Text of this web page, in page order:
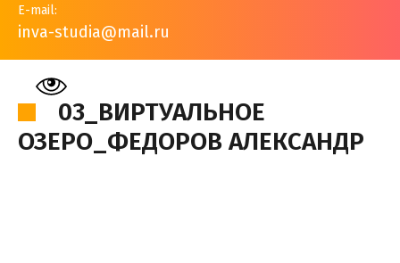
E-mail:
inva-studia@mail.ru
На главную > Наши работы > Авторские работы >
03_ВИРТУАЛЬНОЕ
ОЗЕРО_ФЕДОРОВ АЛЕКСАНДР